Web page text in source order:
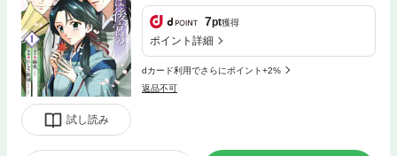
試し読み
7pt獲得
ポイント詳細
dカード利用でさらにポイント+2%
返品不可